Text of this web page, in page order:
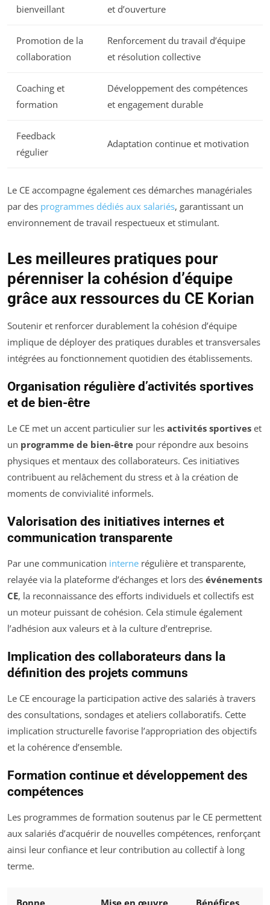
bienveillant
et d’ouverture
Promotion de la
collaboration
Renforcement du travail d’équipe
et résolution collective
Coaching et
formation
Développement des compétences
et engagement durable
Feedback
régulier
Adaptation continue et motivation
Le CE accompagne également ces démarches managériales
par des programmes dédiés aux salariés, garantissant un
environnement de travail respectueux et stimulant.
Les meilleures pratiques pour
pérenniser la cohésion d’équipe
grâce aux ressources du CE Korian
Soutenir et renforcer durablement la cohésion d’équipe
implique de déployer des pratiques durables et transversales
intégrées au fonctionnement quotidien des établissements.
Organisation régulière d’activités sportives
et de bien-être
Le CE met un accent particulier sur les activités sportives et
un programme de bien-être pour répondre aux besoins
physiques et mentaux des collaborateurs. Ces initiatives
contribuent au relâchement du stress et à la création de
moments de convivialité informels.
Valorisation des initiatives internes et
communication transparente
Par une communication interne régulière et transparente,
relayée via la plateforme d’échanges et lors des événements
CE, la reconnaissance des efforts individuels et collectifs est
un moteur puissant de cohésion. Cela stimule également
l’adhésion aux valeurs et à la culture d’entreprise.
Implication des collaborateurs dans la
définition des projets communs
Le CE encourage la participation active des salariés à travers
des consultations, sondages et ateliers collaboratifs. Cette
implication structurelle favorise l’appropriation des objectifs
et la cohérence d’ensemble.
Formation continue et développement des
compétences
Les programmes de formation soutenus par le CE permettent
aux salariés d’acquérir de nouvelles compétences, renforçant
ainsi leur confiance et leur contribution au collectif à long
terme.